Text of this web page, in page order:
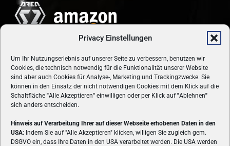
Privacy Einstellungen
Um Ihr Nutzungserlebnis auf unserer Seite zu verbessern, benutzen wir
Cookies, die technisch notwendig für die Funktionalität unserer Website
sind aber auch Cookies für Analyse-, Marketing und Trackingzwecke. Sie
können in den Einsatz der nicht notwendigen Cookies mit dem Klick auf die
Schaltfläche "Alle Akzeptieren" einwilligen oder per Klick auf"Ablehnen"
sich anders entscheiden.
Hinweis auf Verarbeitung Ihrer auf dieser Webseite erhobenen Daten in den
USA: Indem Sie auf "Alle Akzeptieren" klicken, willigen Sie zugleich gem.
DSGVO ein, dass Ihre Daten in den USA verarbeitet werden. Die USA werden
ÜBER UNS